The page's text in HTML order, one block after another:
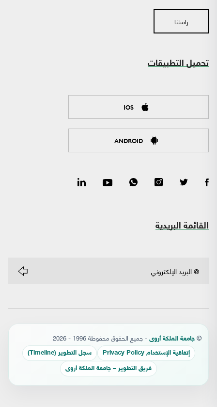
راسلنا
تحميل التطبيقات
IOS
ANDROID
القائمة البريدية
© جامعة الملكة أروى - جميع الحقوق محفوظة 1996 - 2026
إتفاقية الإستخدام Privacy Policy سجل التطوير (Timeline)
فريق التطوير – جامعة الملكة أروى